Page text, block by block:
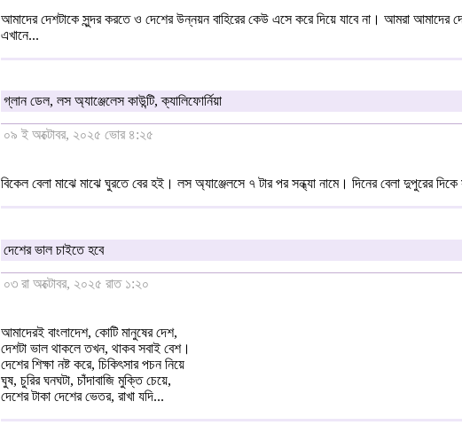
আমাদের দেশটাকে সুন্দর করতে ও দেশের উন্নয়ন বাহিরের কেউ এসে করে দিয়ে যাবে না। আমরা
এখানে...
গ্লান ডেল, লস অ্যাঞ্জেলেস কাউন্টি, ক্যালিফোর্নিয়া
০৯ ই অক্টোবর, ২০২৫ ভোর ৪:২৫
বিকেল বেলা মাঝে মাঝে ঘুরতে বের হই। লস অ্যাঞ্জেলসে ৭ টার পর সন্ধ্যা নামে। দিনের বেলা দুপুরের
দেশের ভাল চাইতে হবে
০৩ রা অক্টোবর, ২০২৫ রাত ১:২০
আমাদেরই বাংলাদেশ, কোটি মানুষের দেশ,
দেশটা ভাল থাকলে তখন, থাকব সবাই বেশ।
দেশের শিক্ষা নষ্ট করে, চিকিৎসার পচন নিয়ে
ঘুষ, চুরির ঘনঘটা, চাঁদাবাজি মুক্তি চেয়ে,
দেশের টাকা দেশের ভেতর, রাখা যদি...